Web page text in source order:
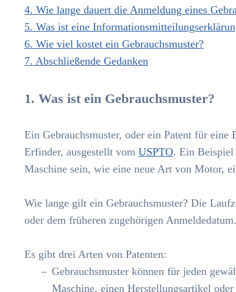
4. Wie lange dauert die Anmeldung eines
5. Was ist eine
6. Wie viel kostet ein Gebrauchsmuster?
7. Abschließende Gedanken
1. Was ist ein Gebrauchsmuster?
Ein Gebrauchsmuster, oder ein Patent für
Erfinder, ausgestellt vom USPTO. Ein Beispiel
Maschine sein, wie eine neue Art von Motor,
Wie lange gilt ein Gebrauchsmuster? Die
oder dem früheren zugehörigen Anmeldedatum.
Es gibt drei Arten von Patenten:
Gebrauchsmuster können für jeden
Maschine, einen Herstellungsartikel